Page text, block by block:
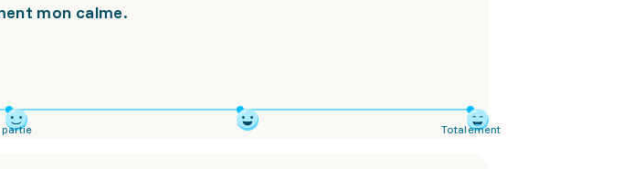
mon calme.
partie Totalement